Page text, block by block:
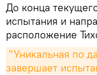
До конца
испытания и
расположение
"Уникальная по
завершает